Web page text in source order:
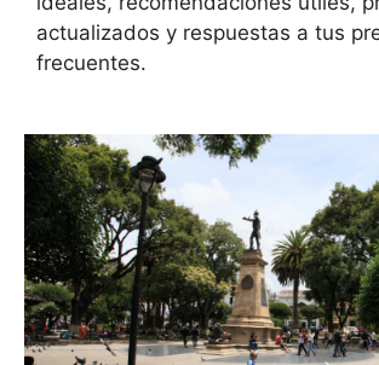
actualizados y respuestas a tus
frecuentes.